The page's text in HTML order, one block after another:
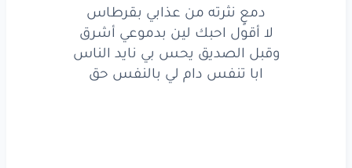
دمعٍ نثرته من عذابي بقرطاس
لا أقول احبك لين بدموعي أشرق
وقبل الصديق يحس بي نايد الناس
ابا تنفس دام لي بالنفس حق